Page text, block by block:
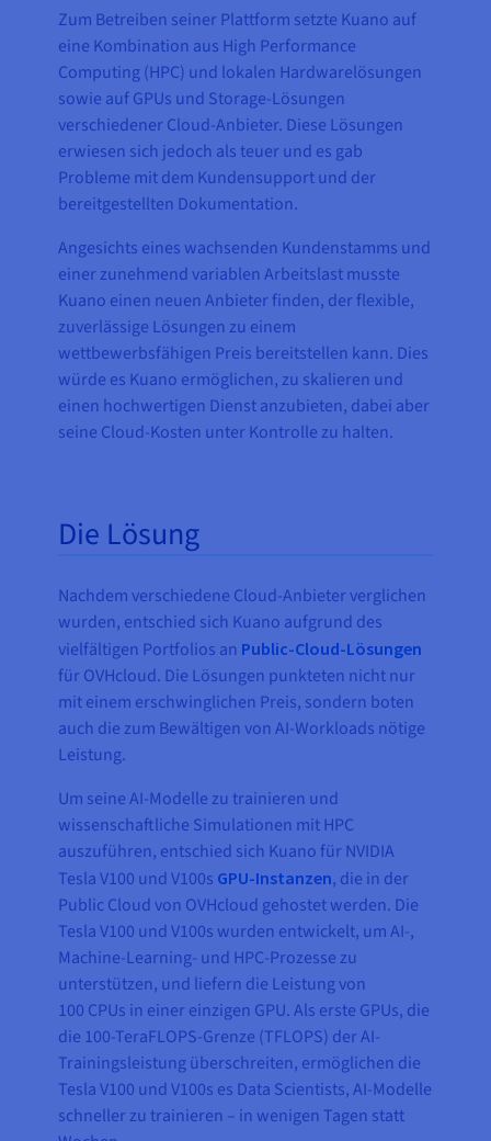
Zum Betreiben seiner Plattform setzte Kuano auf
eine Kombination aus High Performance
Computing (HPC) und lokalen Hardwarelösungen
sowie auf GPUs und Storage-Lösungen
verschiedener Cloud-Anbieter. Diese Lösungen
erwiesen sich jedoch als teuer und es gab
Probleme mit dem Kundensupport und der
bereitgestellten Dokumentation.
Angesichts eines wachsenden Kundenstamms und
einer zunehmend variablen Arbeitslast musste
Kuano einen neuen Anbieter finden, der flexible,
zuverlässige Lösungen zu einem
wettbewerbsfähigen Preis bereitstellen kann. Dies
würde es Kuano ermöglichen, zu skalieren und
einen hochwertigen Dienst anzubieten, dabei aber
seine Cloud-Kosten unter Kontrolle zu halten.
Die Lösung
Nachdem verschiedene Cloud-Anbieter verglichen
wurden, entschied sich Kuano aufgrund des
vielfältigen Portfolios an Public-Cloud-Lösungen
für OVHcloud. Die Lösungen punkteten nicht nur
mit einem erschwinglichen Preis, sondern boten
auch die zum Bewältigen von AI-Workloads nötige
Leistung.
Um seine AI-Modelle zu trainieren und
wissenschaftliche Simulationen mit HPC
auszuführen, entschied sich Kuano für NVIDIA
Tesla V100 und V100s GPU-Instanzen, die in der
Public Cloud von OVHcloud gehostet werden. Die
Tesla V100 und V100s wurden entwickelt, um AI-,
Machine-Learning- und HPC-Prozesse zu
unterstützen, und liefern die Leistung von
100 CPUs in einer einzigen GPU. Als erste GPUs, die
die 100-TeraFLOPS-Grenze (TFLOPS) der AI-
Trainingsleistung überschreiten, ermöglichen die
Tesla V100 und V100s es Data Scientists, AI-Modelle
schneller zu trainieren – in wenigen Tagen statt